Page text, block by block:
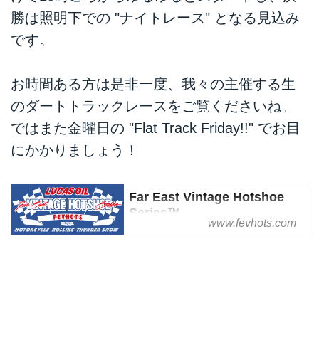
勝は照明下での "ナイトレース" となる見込み
です。
お時間ある方は是非一度、我々の主催する生
のダートトラックレースをご覧くださいね。
ではまた金曜日の "Flat Track Friday!!" でお目
にかかりましょう！
Far East Vintage Hotshoe
Series™
www.fevhots.com